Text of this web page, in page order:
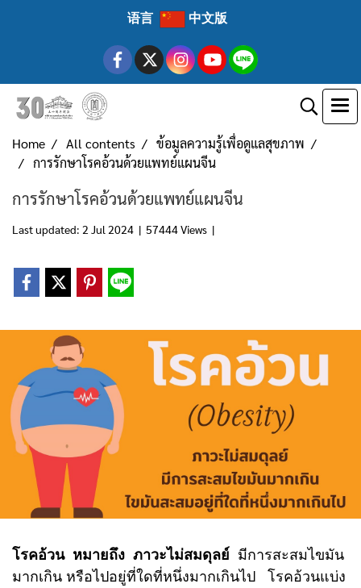
语言 中文版
Home All contents
ข้อมูลความรู้เพื่อดูแลสุขภาพ
การรักษาโรคอ้วนด้วยแพทย์แผนจีน
การรักษาโรคอ้วนด้วยแพทย์แผนจีน
Last updated: 2 Jul 2024 | 57444 Views |
โรคอ้วน หมายถึง ภาวะไม่สมดุลย์ มีการสะสมไขมัน
มากเกิน หรือไปอยู่ที่ใดที่หนึ่งมากเกินไป โรคอ้วนแบ่ง